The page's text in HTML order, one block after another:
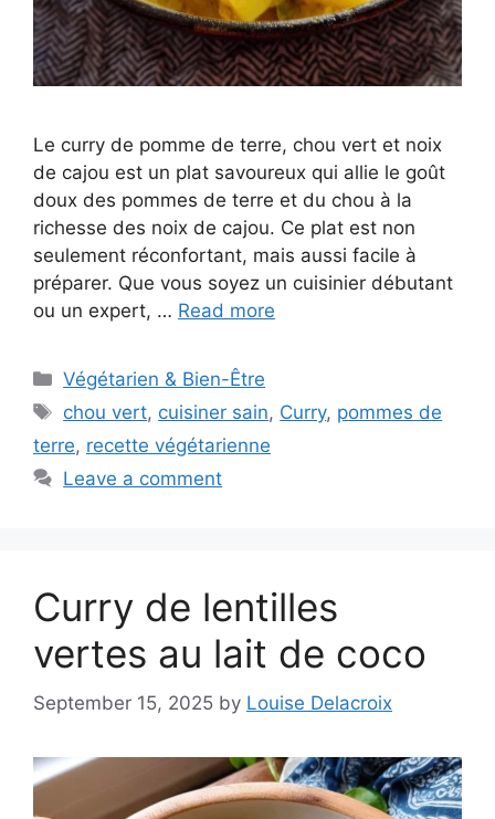
Le curry de pomme de terre, chou vert et noix
de cajou est un plat savoureux qui allie le goût
doux des pommes de terre et du chou à la
richesse des noix de cajou. Ce plat est non
seulement réconfortant, mais aussi facile à
préparer. Que vous soyez un cuisinier débutant
ou un expert, … Read more
Categories
Végétarien & Bien-Être
Tags
chou vert, cuisiner sain, Curry, pommes de
terre, recette végétarienne
Leave a comment
Curry de lentilles
vertes au lait de coco
September 15, 2025 by Louise Delacroix